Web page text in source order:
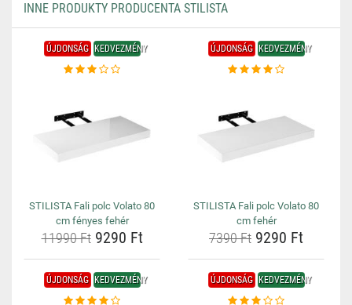
INNE PRODUKTY PRODUCENTA STILISTA
ÚJDONSÁG KEDVEZMÉNY
STILISTA Fali polc Volato 80
cm fényes fehér
11990 Ft9290 Ft
ÚJDONSÁG KEDVEZMÉNY
STILISTA Fali polc Volato 80
cm fehér
7390 Ft 9290 Ft
ÚJDONSÁG KEDVEZMÉNY ÚJDONSÁG KEDVEZMÉNY